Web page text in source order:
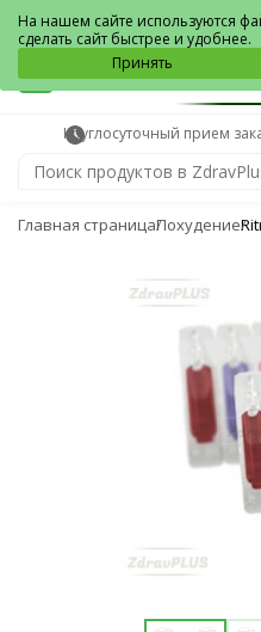
Керчь
Круглосуточный прием
Главная страницаПохудение
На нашем сайте используются
сделать сайт быстрее и удобнее.
Принять